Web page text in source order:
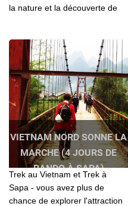
la nature et la découverte de
VIETNAM NORD SONNE LA
MARCHE (4 JOURS DE
RANDO À SAPA)
Trek au Vietnam et Trek à
Sapa - vous avez plus de
chance de explorer l'attraction